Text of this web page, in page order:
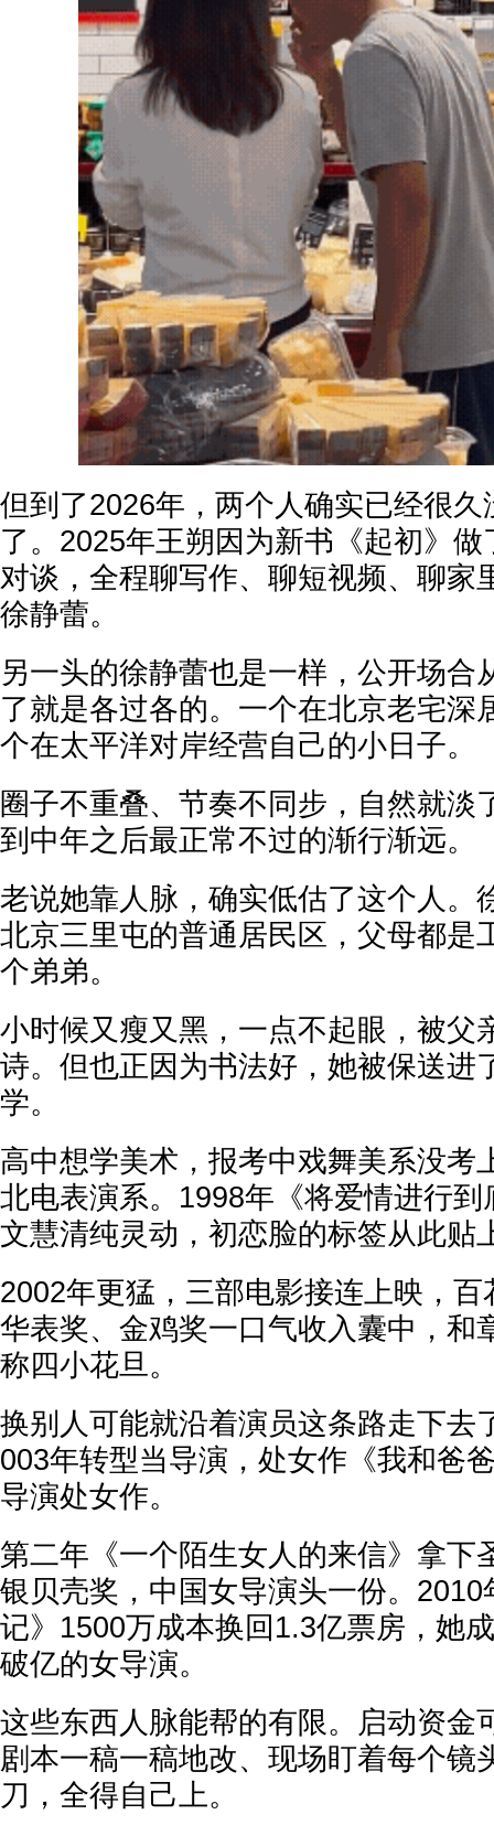
但到了2026年，两个人确实已经很
了。2025年王朔因为新书《起初》
对谈，全程聊写作、聊短视频、聊家
徐静蕾。
另一头的徐静蕾也是一样，公开场合
了就是各过各的。一个在北京老宅深
个在太平洋对岸经营自己的小日子。
圈子不重叠、节奏不同步，自然就淡
到中年之后最正常不过的渐行渐远。
老说她靠人脉，确实低估了这个人。
北京三里屯的普通居民区，父母都是
个弟弟。
小时候又瘦又黑，一点不起眼，被父
诗。但也正因为书法好，她被保送进
学。
高中想学美术，报考中戏舞美系没考
北电表演系。1998年《将爱情进行
文慧清纯灵动，初恋脸的标签从此贴
2002年更猛，三部电影接连上映，
华表奖、金鸡奖一口气收入囊中，和
称四小花旦。
换别人可能就沿着演员这条路走下去
003年转型当导演，处女作《我和爸
导演处女作。
第二年《一个陌生女人的来信》拿下
银贝壳奖，中国女导演头一份。2010
记》1500万成本换回1.3亿票房，她
破亿的女导演。
这些东西人脉能帮的有限。启动资金
剧本一稿一稿地改、现场盯着每个镜
刀，全得自己上。